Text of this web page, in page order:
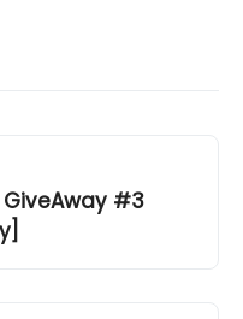
| GiveAway #3